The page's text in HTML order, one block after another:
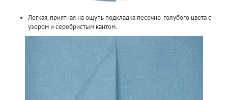
Легкая, приятная на ощупь подкладка песочно-голубого цвета с
узором и серебристым кантом.